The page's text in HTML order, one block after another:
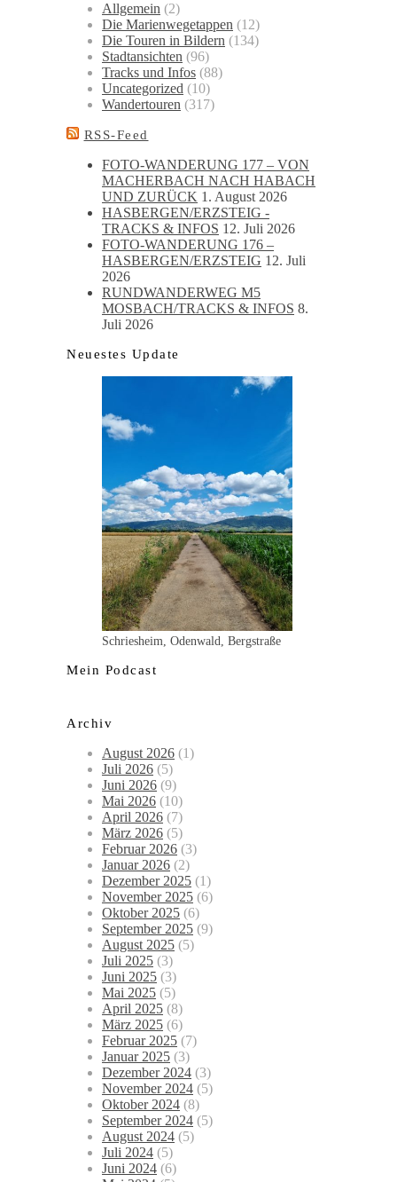
Allgemein (2)
Die Marienwegetappen (12)
Die Touren in Bildern (134)
Stadtansichten (96)
Tracks und Infos (88)
Uncategorized (10)
Wandertouren (317)
RSS-Feed
FOTO-WANDERUNG 177 – VON
MACHERBACH NACH HABACH
UND ZURÜCK 1. August 2026
HASBERGEN/ERZSTEIG -
TRACKS & INFOS 12. Juli 2026
FOTO-WANDERUNG 176 –
HASBERGEN/ERZSTEIG 12. Juli
2026
RUNDWANDERWEG M5
MOSBACH/TRACKS & INFOS 8.
Juli 2026
Neuestes Update
Schriesheim, Odenwald, Bergstraße
Mein Podcast
Archiv
August 2026 (1)
Juli 2026 (5)
Juni 2026 (9)
Mai 2026 (10)
April 2026 (7)
März 2026 (5)
Februar 2026 (3)
Januar 2026 (2)
Dezember 2025 (1)
November 2025 (6)
Oktober 2025 (6)
September 2025 (9)
August 2025 (5)
Juli 2025 (3)
Juni 2025 (3)
Mai 2025 (5)
April 2025 (8)
März 2025 (6)
Februar 2025 (7)
Januar 2025 (3)
Dezember 2024 (3)
November 2024 (5)
Oktober 2024 (8)
September 2024 (5)
August 2024 (5)
Juli 2024 (5)
Juni 2024 (6)